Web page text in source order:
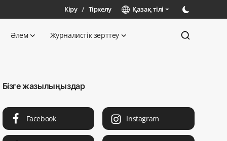
Кіру / Тіркелу Қазақ тілі
Әлем Журналистік зерттеу
Бізге жазылыңыздар
Facebook Instagram